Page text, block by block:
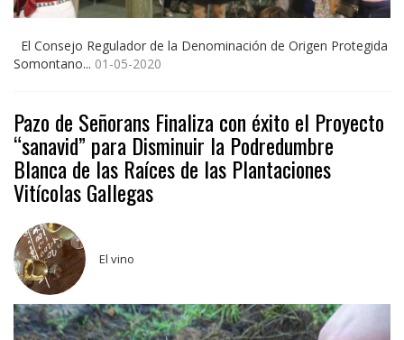
El Consejo Regulador de la Denominación de Origen Protegida
Somontano... 01-05-2020
Pazo de Señorans Finaliza con éxito el Proyecto
“sanavid” para Disminuir la Podredumbre
Blanca de las Raíces de las Plantaciones
Vitícolas Gallegas
El vino